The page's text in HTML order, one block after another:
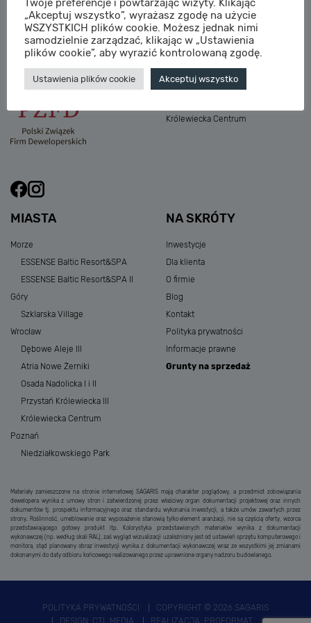
sprzedaz@sagaris.pl
Osada Nadolicka III
Dębowe Aleje III
Atria Nowe Żerniki
Szklarska Village
Osada Nadolicka I i II
Królewiecka Centrum
MIASTA
Morze
ESSENSE Baltic Resort&SPA
ESSENSE Baltic Resort&SPA II
Góry
Szklarska Village
Wrocław
Dębowe Aleje III
Atria Nowe Żerniki
Osada Nadolicka I i II
Przystań Królewiecka III
Królewiecka Centrum
Poznań
Niedziałkowskiego Park
NA SKRÓTY
Inwestycje
Dla klienta
O firmie
Blog
Kontakt
Polityka prywatności
Informacje prawne
Grunty na sprzedaż
Materiały zamieszczone na stronie internetowej SAGARIS mają charakter poglądowy, a przedmiot zobowiązania
dewelopera wynika z umowy stron i zatwierdzonej przez właściwy organ dokumentacji projektowej oraz innych
dokumentów tj. prospektu informacyjnego oraz standardu wykonania inwestycji, a także umów zawartych przez
strony. Roślinność, umeblowanie oraz wyposażenie stanowią tylko element aranżacji, nie są częścią oferty, wzorca
przedstawiającego gotowy produkt itp. Kolorystyka przedstawionych materiałów wynika z dokumentacji
wykonawczej (np. według skali RAL), zaś wygląd wizualizacji uzależniony jest od ustawień sprzętu komputerowego i
monitora, stąd planowany obraz inwestycji wynika z dokumentacji wykonawczej wraz ze wszystkimi jej zmianami
dokonanymi do daty odbioru końcowego realizowanego przez uprawnione organy nadzoru budowlanego.
POLITYKA PRYWATNOŚCI
COPYRIGHT © 2026 SAGARIS
DESIGN: CTL MEDIA REALIZACJA: PROFORMAT
Twoje preferencje i powtarzając wizyty. Klikając
„Akceptuj wszystko”, wyrażasz zgodę na użycie
WSZYSTKICH plików cookie. Możesz jednak nimi
samodzielnie zarządzać, klikając w „Ustawienia
plików cookie”, aby wyrazić kontrolowaną zgodę.
Ustawienia plików cookie Akceptuj wszystko